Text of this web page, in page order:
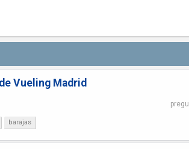
Vueling Madrid
barajas